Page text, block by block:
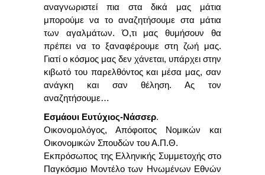
αναγνωριστεί πια στα δικά μας μάτια
μπορούμε να το αναζητήσουμε στα μάτια
των αγαλμάτων. Ό,τι μας θυμήσουν θα
πρέπει να το ξαναφέρουμε στη ζωή μας.
Γιατί ο κόσμος μας δεν χάνεται, υπάρχει στην
κιβωτό του παρελθόντος και μέσα μας, σαν
ανάγκη και σαν θέληση. Ας τον
αναζητήσουμε…
Εσμάουι Ευτύχιος-Νάσσερ.
Οικονομολόγος, Απόφοιτος Νομικών και
Οικονομικών Σπουδών του Α.Π.Θ.
Εκπρόσωπος της Ελληνικής Συμμετοχής στο
Παγκόσμιο Μοντέλο των Ηνωμένων Εθνών